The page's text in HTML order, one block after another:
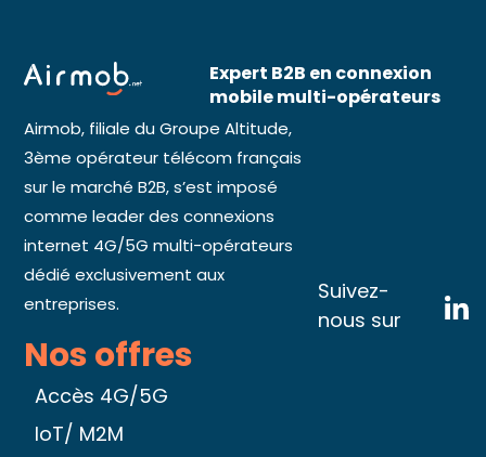
Expert B2B en connexion
mobile multi-opérateurs
Airmob, filiale du Groupe Altitude,
3ème opérateur télécom français
sur le marché B2B, s’est imposé
comme leader des connexions
internet 4G/5G multi-opérateurs
dédié exclusivement aux
entreprises.
Suivez-
nous sur
Nos offres
Accès 4G/5G
IoT/ M2M